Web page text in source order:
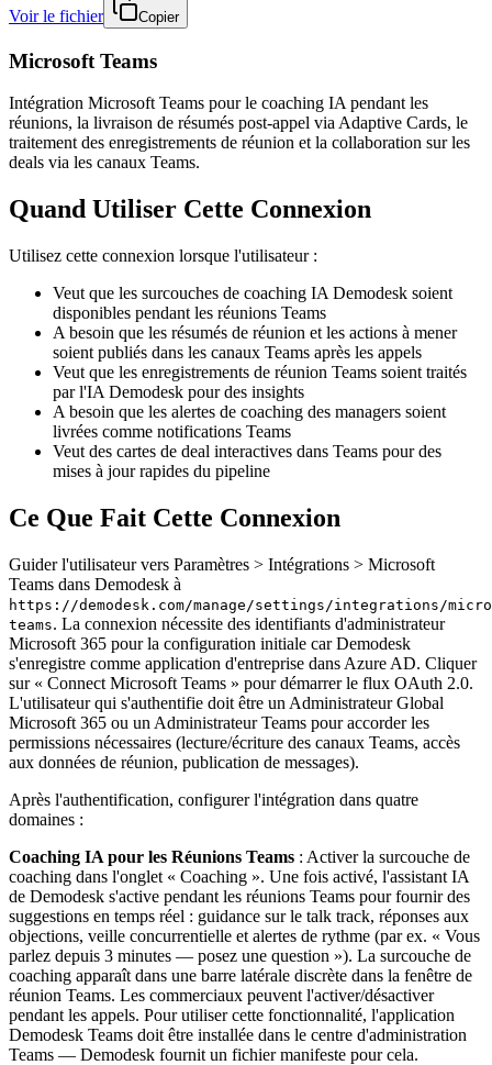
Voir le fichier
Copier
Microsoft Teams
Intégration Microsoft Teams pour le coaching IA pendant les
réunions, la livraison de résumés post-appel via Adaptive Cards, le
traitement des enregistrements de réunion et la collaboration sur les
deals via les canaux Teams.
Quand Utiliser Cette Connexion
Utilisez cette connexion lorsque l'utilisateur :
Veut que les surcouches de coaching IA Demodesk soient
disponibles pendant les réunions Teams
A besoin que les résumés de réunion et les actions à mener
soient publiés dans les canaux Teams après les appels
Veut que les enregistrements de réunion Teams soient traités
par l'IA Demodesk pour des insights
A besoin que les alertes de coaching des managers soient
livrées comme notifications Teams
Veut des cartes de deal interactives dans Teams pour des
mises à jour rapides du pipeline
Ce Que Fait Cette Connexion
Guider l'utilisateur vers Paramètres > Intégrations > Microsoft
Teams dans Demodesk à
https://demodesk.com/manage/settings/integrations/
teams. La connexion nécessite des identifiants d'administrateur
Microsoft 365 pour la configuration initiale car Demodesk
s'enregistre comme application d'entreprise dans Azure AD. Cliquer
sur « Connect Microsoft Teams » pour démarrer le flux OAuth 2.0.
L'utilisateur qui s'authentifie doit être un Administrateur Global
Microsoft 365 ou un Administrateur Teams pour accorder les
permissions nécessaires (lecture/écriture des canaux Teams, accès
aux données de réunion, publication de messages).
Après l'authentification, configurer l'intégration dans quatre
domaines :
Coaching IA pour les Réunions Teams : Activer la surcouche de
coaching dans l'onglet « Coaching ». Une fois activé, l'assistant IA
de Demodesk s'active pendant les réunions Teams pour fournir des
suggestions en temps réel : guidance sur le talk track, réponses aux
objections, veille concurrentielle et alertes de rythme (par ex. « Vous
parlez depuis 3 minutes — posez une question »). La surcouche de
coaching apparaît dans une barre latérale discrète dans la fenêtre de
réunion Teams. Les commerciaux peuvent l'activer/désactiver
pendant les appels. Pour utiliser cette fonctionnalité, l'application
Demodesk Teams doit être installée dans le centre d'administration
Teams — Demodesk fournit un fichier manifeste pour cela.